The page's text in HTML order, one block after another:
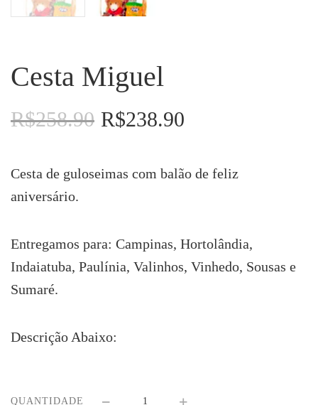
Cesta Miguel
R$258.90 O
era:
R$238.90
é:
Cesta de guloseimas com balão de feliz
aniversário.
Entregamos para: Campinas, Hortolândia,
Indaiatuba, Paulínia, Valinhos, Vinhedo, Sousas e
Sumaré.
Descrição Abaixo:
QUANTIDADE